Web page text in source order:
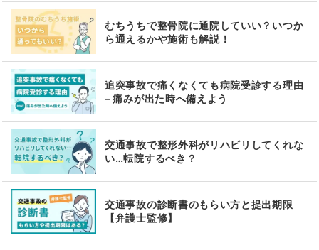
むちうちで整骨院に通院していい？いつか
ら通えるかや施術も解説！
追突事故で痛くなくても病院受診する理由
– 痛みが出た時へ備えよう
交通事故で整形外科がリハビリしてくれな
い…転院するべき？
交通事故の診断書のもらい方と提出期限
【弁護士監修】